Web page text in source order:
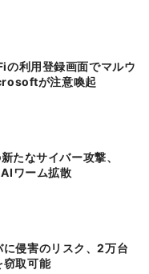
が注意喚起
たなサイバー攻撃、
ワーム拡散
に侵害のリスク、2万台
窃取可能